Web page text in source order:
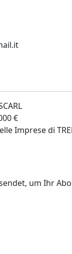
€
Imprese di
um Ihr